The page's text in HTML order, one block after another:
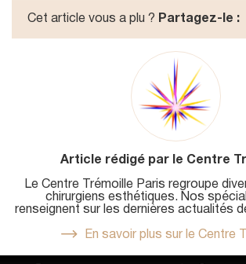
Cet article vous a plu ? Partagez-le :
Article rédigé par le Centre
Le Centre Trémoille Paris regroupe
chirurgiens esthétiques. Nos
renseignent sur les dernières actualités
En savoir plus sur le Centre